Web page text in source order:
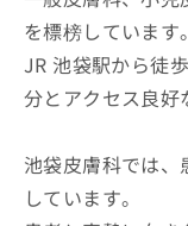
を標榜しています。
JR 池袋駅から徒
分とアクセス良好
池袋皮膚科では
しています。